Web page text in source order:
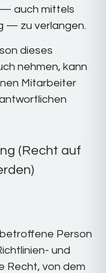
auch mittels
— zu verlangen.
dieses
nehmen, kann
Mitarbeiter
(Recht auf
Person
und
Recht, von dem